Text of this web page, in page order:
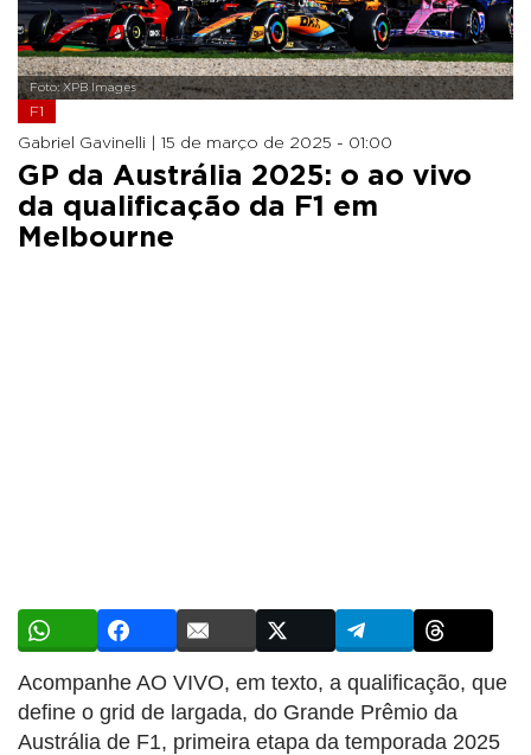
Foto: XPB Images
F1
Gabriel Gavinelli | 15 de março de 2025 - 01:00
GP da Austrália 2025: o ao vivo
da qualificação da F1 em
Melbourne
Acompanhe AO VIVO, em texto, a qualificação, que
define o grid de largada, do Grande Prêmio da
Austrália de F1, primeira etapa da temporada 2025